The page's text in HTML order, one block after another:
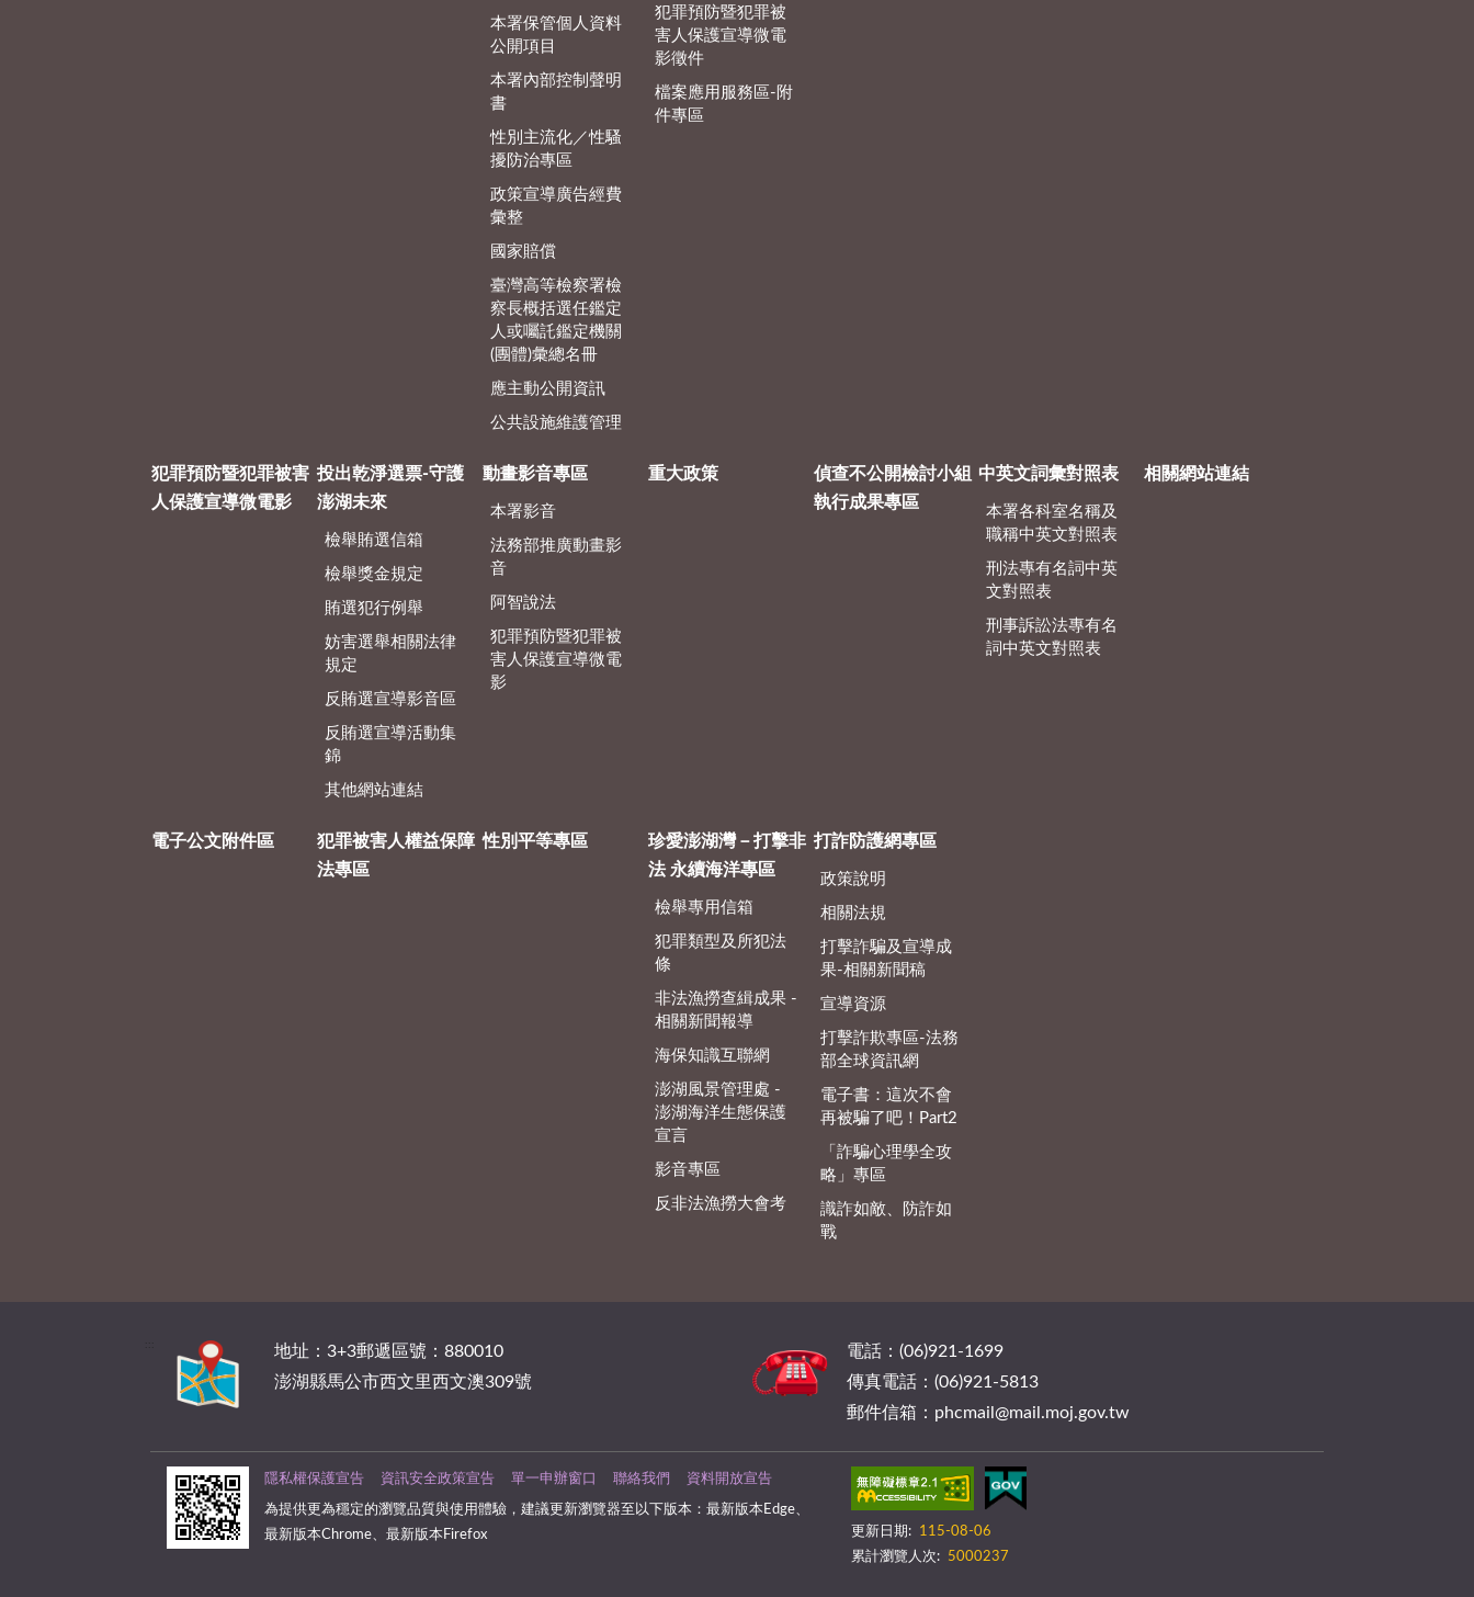
本署保管個人資料
公開項目
本署內部控制聲明
書
性別主流化／性騷
擾防治專區
政策宣導廣告經費
彙整
國家賠償
臺灣高等檢察署檢
察長概括選任鑑定
人或囑託鑑定機關
(團體)彙總名冊
應主動公開資訊
公共設施維護管理
犯罪預防暨犯罪被
害人保護宣導微電
影徵件
檔案應用服務區-附
件專區
犯罪預防暨犯罪被害
人保護宣導微電影
投出乾淨選票-守護
澎湖未來
檢舉賄選信箱
檢舉獎金規定
賄選犯行例舉
妨害選舉相關法律
規定
反賄選宣導影音區
反賄選宣導活動集
錦
其他網站連結
動畫影音專區
本署影音
法務部推廣動畫影
音
阿智說法
犯罪預防暨犯罪被
害人保護宣導微電
影
重大政策
偵查不公開檢討小組
執行成果專區
中英文詞彙對照表
本署各科室名稱及
職稱中英文對照表
刑法專有名詞中英
文對照表
刑事訴訟法專有名
詞中英文對照表
相關網站連結
電子公文附件區
犯罪被害人權益保障
法專區
性別平等專區
珍愛澎湖灣－打擊非
法 永續海洋專區
檢舉專用信箱
犯罪類型及所犯法
條
非法漁撈查緝成果 -
相關新聞報導
海保知識互聯網
澎湖風景管理處 -
澎湖海洋生態保護
宣言
影音專區
反非法漁撈大會考
打詐防護網專區
政策說明
相關法規
打擊詐騙及宣導成
果-相關新聞稿
宣導資源
打擊詐欺專區-法務
部全球資訊網
電子書：這次不會
再被騙了吧！Part2
「詐騙心理學全攻
略」專區
識詐如敵、防詐如
戰
地址：3+3郵遞區號：880010
澎湖縣馬公市西文里西文澳309號
電話：(06)921-1699
傳真電話：(06)921-5813
郵件信箱：phcmail@mail.moj.gov.tw
隱私權保護宣告 資訊安全政策宣告 單一申辦窗口 聯絡我們 資料開放宣告
為提供更為穩定的瀏覽品質與使用體驗，建議更新瀏覽器至以下版本：最新版本Edge、
最新版本Chrome、最新版本Firefox
更新日期:
115-08-06
累計瀏覽人次:
5000237